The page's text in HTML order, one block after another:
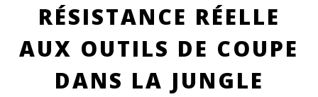
RÉSISTANCE RÉELLE
AUX OUTILS DE COUPE
DANS LA JUNGLE